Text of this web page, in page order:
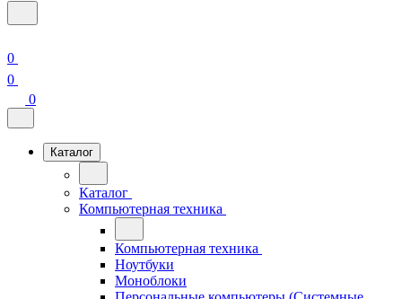
0
0
0
Каталог
Каталог
Компьютерная техника
Компьютерная техника
Ноутбуки
Моноблоки